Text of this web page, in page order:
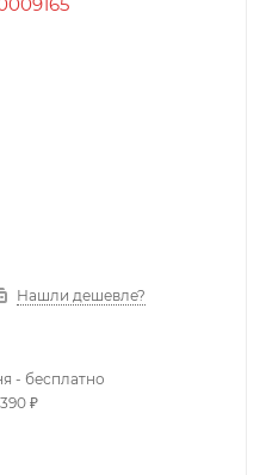
Нашли дешевле?
- бесплатно
₽